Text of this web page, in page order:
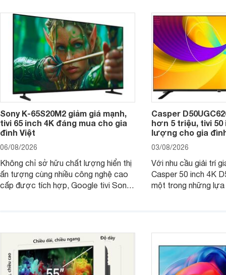
Sony K-65S20M2 giảm giá mạnh,
tivi 65 inch 4K đáng mua cho gia
đình Việt
06/08/2026
Không chỉ sở hữu chất lượng hiển thị
ấn tượng cùng nhiều công nghệ cao
cấp được tích hợp, Google tivi Sony
Casper
hơn 5 triệu, tivi 50
lượng cho gia
03/08/2026
Với nhu cầu giải trí
Casper 50 inch 4K
một trong những lựa